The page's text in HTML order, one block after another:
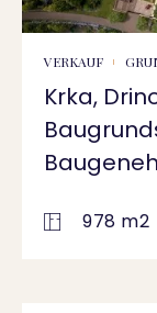
VERKAUF
Krka,
978 m2